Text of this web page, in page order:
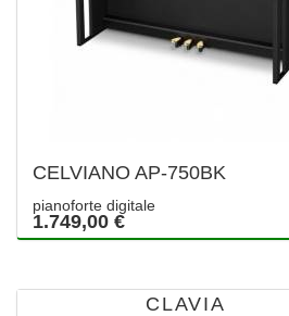
CELVIANO AP-750BK
pianoforte digitale
1.749,00 €
CLAVIA